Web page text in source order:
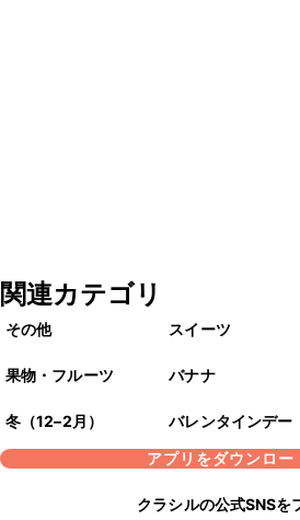
関連カテゴリ
その他 スイーツ
果物・フルーツ バナナ
冬（12–2月）
バレンタインデー
アプリをダウンロー
クラシルの公式SNSを